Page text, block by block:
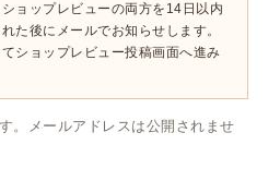
ョップレビューの両方を14日以内
た後にメールでお知らせします。
ショップレビュー投稿画面へ進み
。メールアドレスは公開されませ